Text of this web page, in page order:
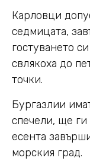
Карловци
седмицата,
гостуването
свлякоха до
точки.
Бургазлии
спечели, ще ги
есента
морския град.